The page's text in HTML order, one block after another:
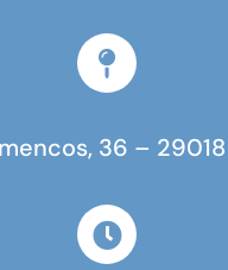
36 –